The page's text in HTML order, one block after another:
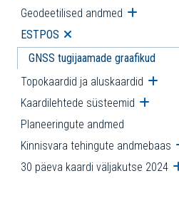
Geodeetilised andmed Ava
ESTPOS Ava alammenüü
GNSS tugijaamade graafikud
Topokaardid ja aluskaardid Ava
Kaardilehtede süsteemid Ava
Planeeringute andmed
Kinnisvara tehingute andmebaas
30 päeva kaardi väljakutse 2024